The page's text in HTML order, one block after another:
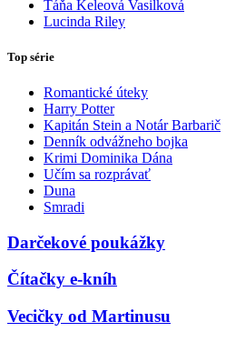
Táňa Keleová Vasilková
Lucinda Riley
Top série
Romantické úteky
Harry Potter
Kapitán Stein a Notár Barbarič
Denník odvážneho bojka
Krimi Dominika Dána
Učím sa rozprávať
Duna
Smradi
Darčekové poukážky
Čítačky e-kníh
Vecičky od Martinusu